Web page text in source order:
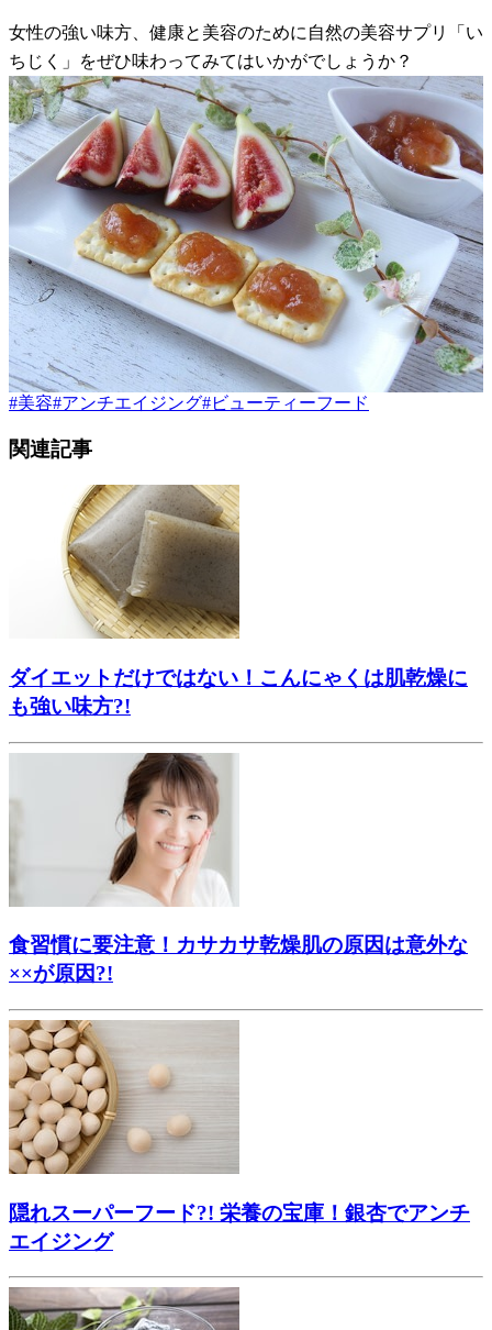
女性の強い味方、健康と美容のために自然の美容サプリ「い
ちじく」をぜひ味わってみてはいかがでしょうか？
#美容#アンチエイジング#ビューティーフード
関連記事
ダイエットだけではない！こんにゃくは肌乾燥に
も強い味方?!
食習慣に要注意！カサカサ乾燥肌の原因は意外な
××が原因?!
隠れスーパーフード?! 栄養の宝庫！銀杏でアンチ
エイジング